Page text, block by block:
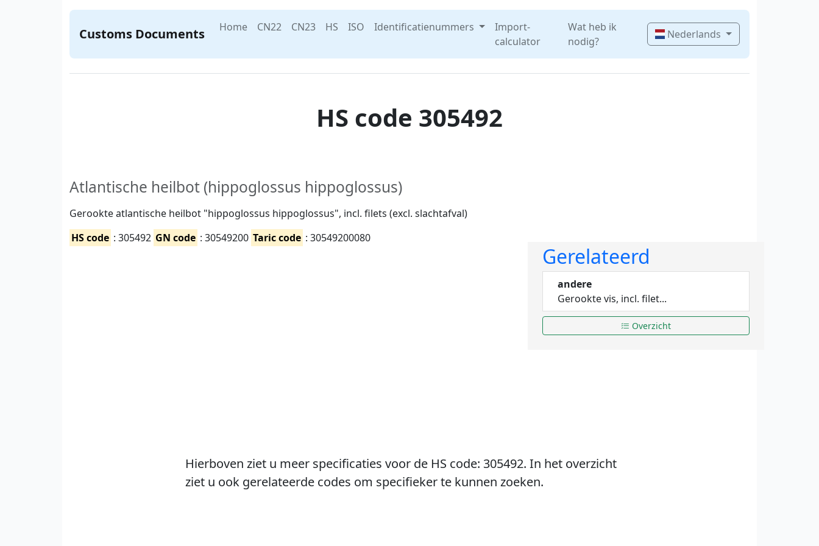
Customs Documents Home CN22 CN23 HS ISO Identificatienummers
Import-
calculator
Wat heb ik
nodig?
Nederlands
HS code 305492
Atlantische heilbot (hippoglossus hippoglossus)
Gerookte atlantische heilbot "hippoglossus hippoglossus", incl. filets (excl. slachtafval)
HS code : 305492 GN code : 30549200 Taric code : 30549200080
Gerelateerd
andere
Gerookte vis, incl. filet...
Overzicht
Hierboven ziet u meer specificaties voor de HS code: 305492. In het overzicht
ziet u ook gerelateerde codes om specifieker te kunnen zoeken.